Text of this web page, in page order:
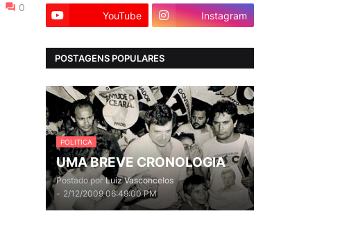
0
YouTube Instagram
POSTAGENS POPULARES
POLITICA
UMA BREVE CRONOLOGIA
Postado por Luiz Vasconcelos
- 2/12/2009 06:49:00 PM